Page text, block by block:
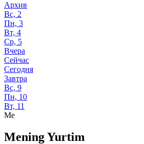
Архив
Вс, 2
Пн, 3
Вт, 4
Ср, 5
Вчера
Сейчас
Сегодня
Завтра
Вс, 9
Пн, 10
Вт, 11
Me
Mening Yurtim